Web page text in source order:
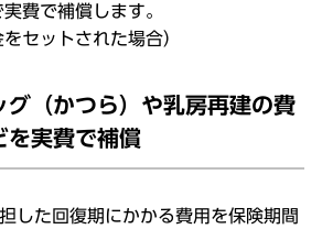
費で補償します。
セットされた場合）
グ（かつら）や乳房再建の費
を実費で補償
した回復期にかかる費用を保険期間